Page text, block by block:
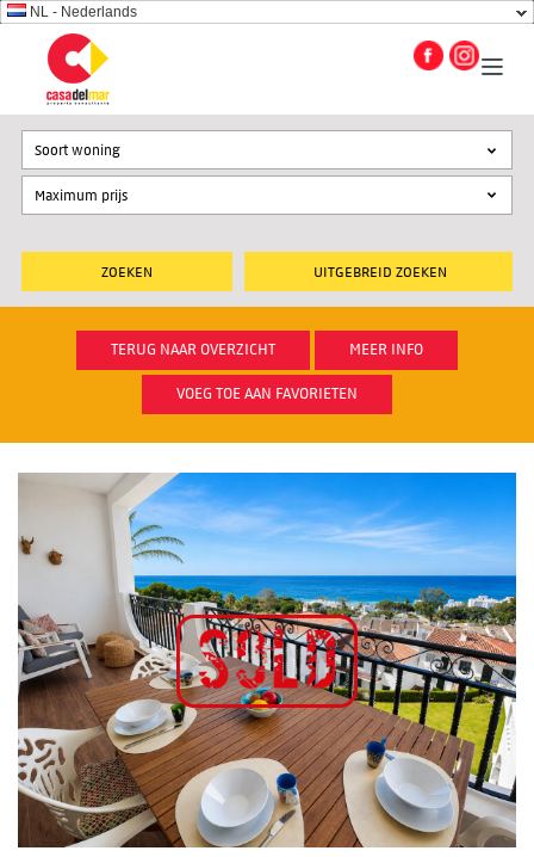
NL - Nederlands
UITGEBREID ZOEKEN
Soort woning
TERUG NAAR OVERZICHT MEER INFO
VOEG TOE AAN FAVORIETEN